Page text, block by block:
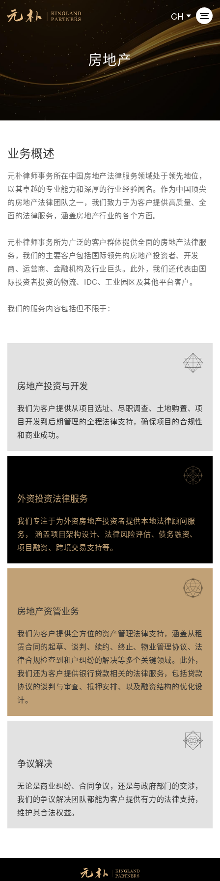
CH
关于元朴
业务领域
专业人员
新闻动态
联系我们
房地产
业务概述
元朴律师事务所在中国房地产法律服务领域处于领先地位，
以其卓越的专业能力和深厚的行业经验闻名。作为中国顶尖
的房地产法律团队之一，我们致力于为客户提供高质量、全
面的法律服务，涵盖房地产行业的各个方面。
元朴律师事务所为广泛的客户群体提供全面的房地产法律服
务，我们的主要客户包括国际领先的房地产投资者、开发
商、运营商、金融机构及行业巨头。此外，我们还代表由国
际投资者投资的物流、IDC、工业园区及其他平台客户。
我们的服务内容包括但不限于：
房地产投资与开发
我们为客户提供从项目选址、尽职调查、土地购置、项
目开发到后期管理的全程法律支持，确保项目的合规性
和商业成功。
外资投资法律服务
我们专注于为外资房地产投资者提供本地法律顾问服
务， 涵盖项目架构设计、法律风险评估、债务融资、
项目融资、跨境交易支持等。
房地产资管业务
我们为客户提供全方位的资产管理法律支持，涵盖从租
赁合同的起草、谈判、续约、终止、物业管理协议、法
律合规检查到租户纠纷的解决等多个关键领域。此外，
我们还为客户提供银行贷款相关的法律服务，包括贷款
协议的谈判与审查、抵押安排、以及融资结构的优化设
计。
争议解决
无论是商业纠纷、合同争议，还是与政府部门的交涉，
我们的争议解决团队都能为客户提供有力的法律支持，
维护其合法权益。